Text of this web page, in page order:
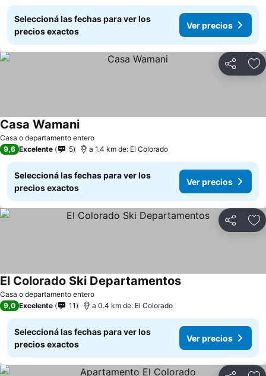
Seleccioná las fechas para ver los
precios exactos
Ver precios
Compartir
Casa o departamento entero
Casa Wamani
9,6 Excelente 5 a 1.4 km de: El Colorado
Seleccioná las fechas para ver los
precios exactos
Ver precios
Compartir
Casa o departamento entero
El Colorado Ski Departamentos
9,0 Excelente 11 a 0.4 km de: El Colorado
Seleccioná las fechas para ver los
precios exactos
Ver precios